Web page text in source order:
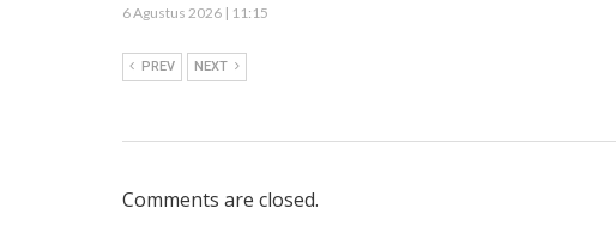
6 Agustus 2026 | 11:15
PREV NEXT
Comments are closed.